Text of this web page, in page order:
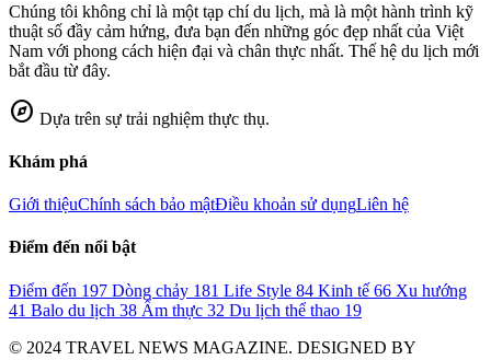
Chúng tôi không chỉ là một tạp chí du lịch, mà là một hành trình kỹ
thuật số đầy cảm hứng, đưa bạn đến những góc đẹp nhất của Việt
Nam với phong cách hiện đại và chân thực nhất. Thế hệ du lịch mới
bắt đầu từ đây.
explore Dựa trên sự trải nghiệm thực thụ.
Khám phá
Giới thiệuChính sách bảo mậtĐiều khoản sử dụngLiên hệ
Điểm đến nổi bật
Điểm đến 197 Dòng chảy 181 Life Style 84 Kinh tế 66 Xu hướng
41 Balo du lịch 38 Ẩm thực 32 Du lịch thể thao 19
© 2024 TRAVEL NEWS MAGAZINE. DESIGNED BY